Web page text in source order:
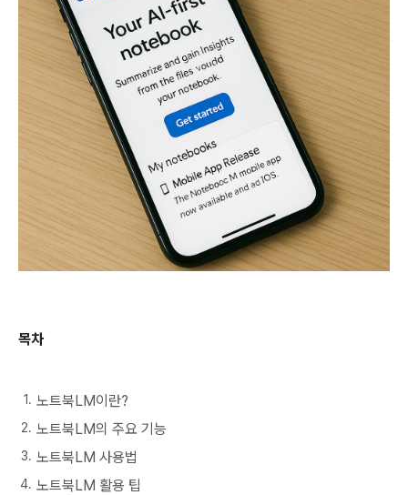
목차
노트북LM이란?
노트북LM의 주요 기능
노트북LM 사용법
노트북LM 활용 팁